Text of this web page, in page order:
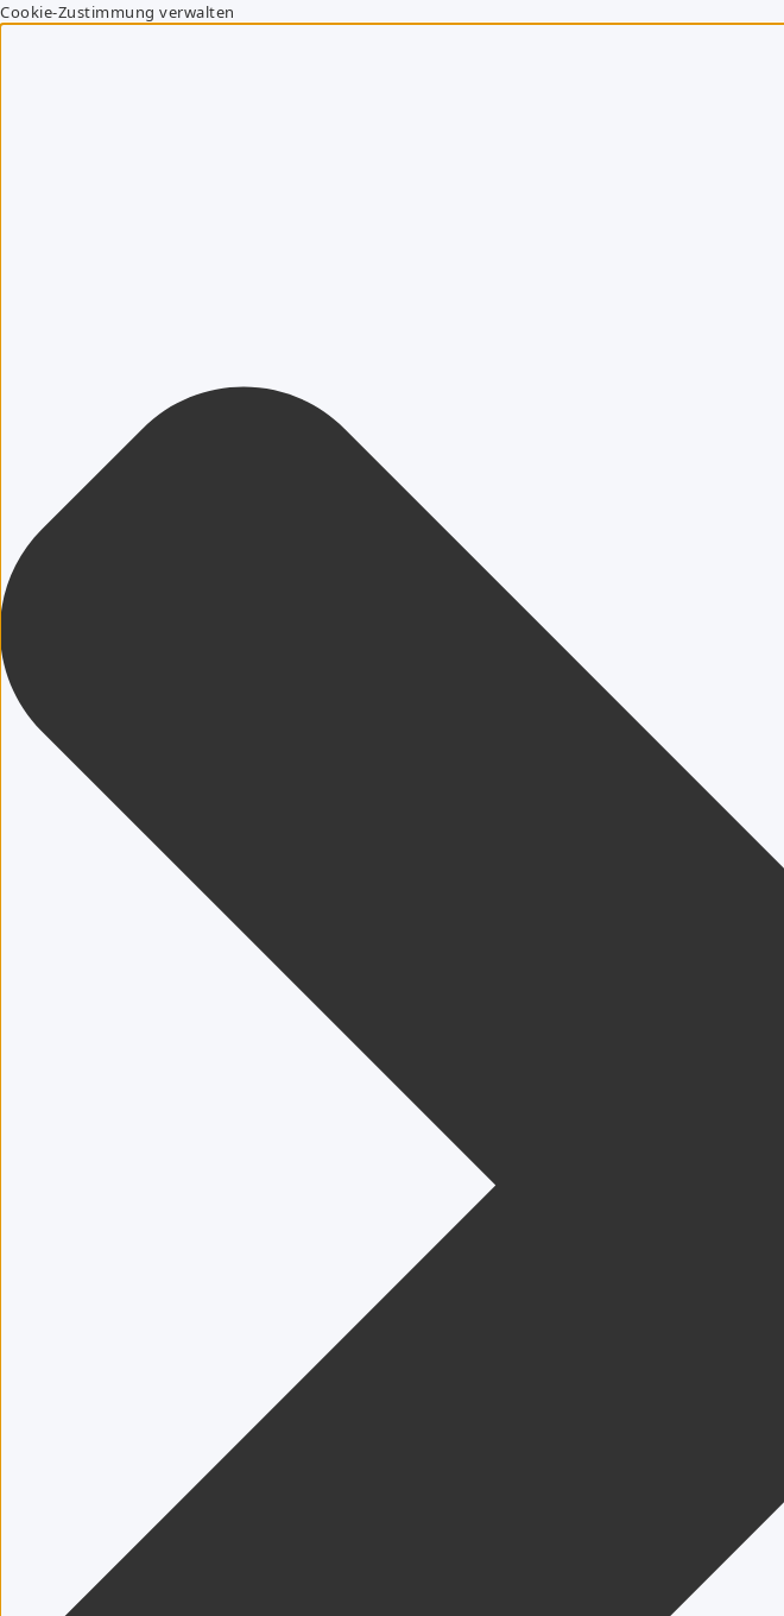
Cookie-Zustimmung verwalten